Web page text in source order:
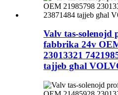
Valv tas-solenojd
fabbrika 24v
23013321
tajjeb għal